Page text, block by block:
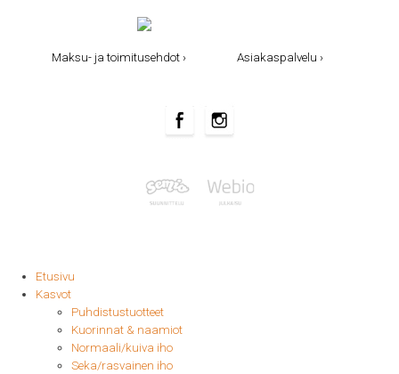
Maksu- ja toimitusehdot › Asiakaspalvelu ›
Etusivu
Kasvot
Puhdistustuotteet
Kuorinnat & naamiot
Normaali/kuiva iho
Seka/rasvainen iho